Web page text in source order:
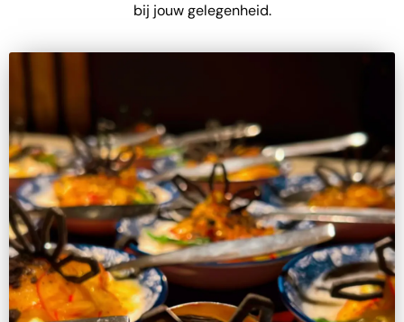
bij jouw gelegenheid.